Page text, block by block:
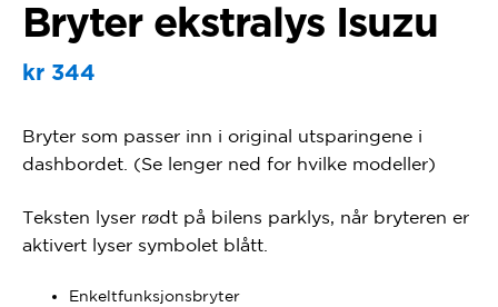
Bryter ekstralys Isuzu
kr344
Bryter som passer inn i original utsparingene i
dashbordet. (Se lenger ned for hvilke modeller)
Teksten lyser rødt på bilens parklys, når bryteren er
aktivert lyser symbolet blått.
Enkeltfunksjonsbryter